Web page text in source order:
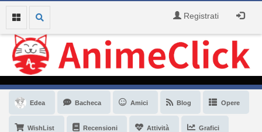
Registrati
Edea Bacheca Amici Blog Opere
WishList Recensioni Attività Grafici